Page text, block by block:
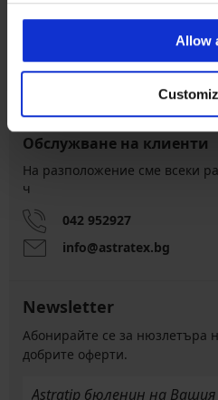
Allow
Изгодна
Обслужване на клиенти
На разположение сме всеки
ч
042 952927
info@astratex.bg
Newsletter
Абонирайте се за нюзлетъра
добрите оферти.